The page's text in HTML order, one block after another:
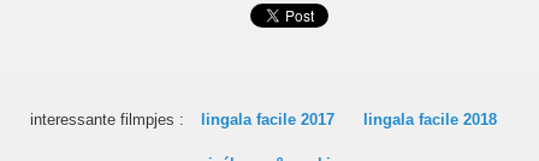
interessante filmpjes : lingala facile 2017 lingala facile 2018